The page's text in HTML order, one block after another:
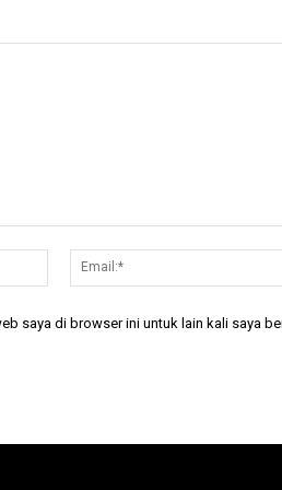
Nama:*
saya di browser ini untuk lain kali saya